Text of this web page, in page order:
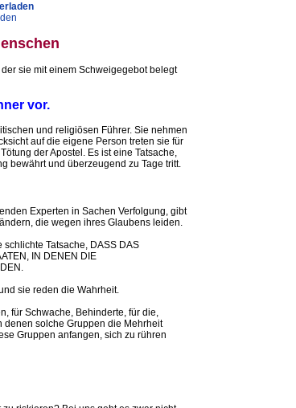
sie mit einem Schweigegebot belegt
vor.
und religiösen Führer. Sie nehmen
auf die eigene Person treten sie für
der Apostel. Es ist eine Tatsache,
bewährt und überzeugend zu Tage tritt.
Experten in Sachen Verfolgung, gibt
die wegen ihres Glaubens leiden.
Tatsache, DASS DAS
IN DENEN DIE
sie reden die Wahrheit.
für Schwache, Behinderte, für die,
solche Gruppen die Mehrheit
Gruppen anfangen, sich zu rühren